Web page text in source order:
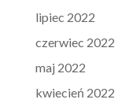
lipiec 2022
czerwiec 2022
maj 2022
kwiecień 2022